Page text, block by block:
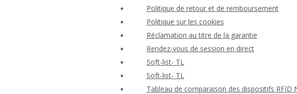
Politique de retour et de remboursement
Politique sur les cookies
Réclamation au titre de la garantie
Rendez-vous de session en direct
Soft-list- TL
Soft-list- TL
Tableau de comparaison des dispositifs RFID